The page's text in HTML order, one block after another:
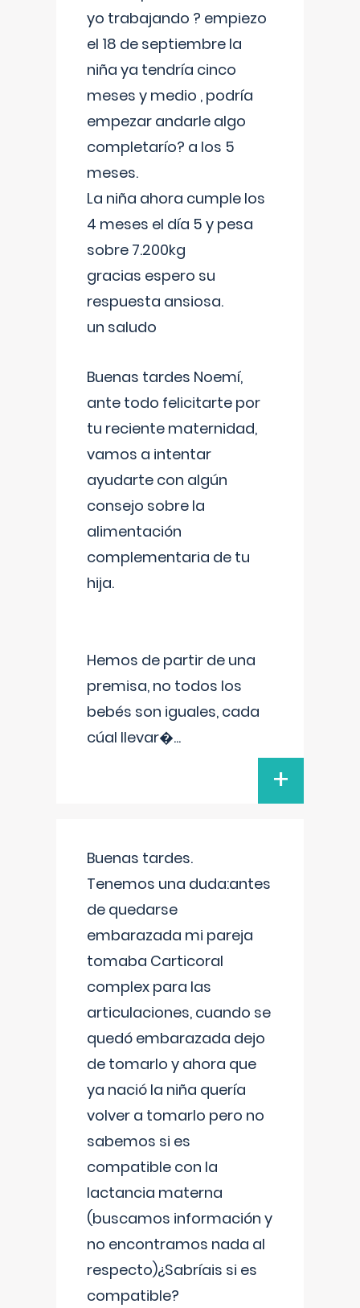
yo trabajando ? empiezo
el 18 de septiembre la
niña ya tendría cinco
meses y medio , podría
empezar andarle algo
completarío? a los 5
meses.
La niña ahora cumple los
4 meses el día 5 y pesa
sobre 7.200kg
gracias espero su
respuesta ansiosa.
un saludo
Buenas tardes Noemí,
ante todo felicitarte por
tu reciente maternidad,
vamos a intentar
ayudarte con algún
consejo sobre la
alimentación
complementaria de tu
hija.
Hemos de partir de una
premisa, no todos los
bebés son iguales, cada
cúal llevar�...
+
Buenas tardes.
Tenemos una duda:antes
de quedarse
embarazada mi pareja
tomaba Carticoral
complex para las
articulaciones, cuando se
quedó embarazada dejo
de tomarlo y ahora que
ya nació la niña quería
volver a tomarlo pero no
sabemos si es
compatible con la
lactancia materna
(buscamos información y
no encontramos nada al
respecto)¿Sabríais si es
compatible?